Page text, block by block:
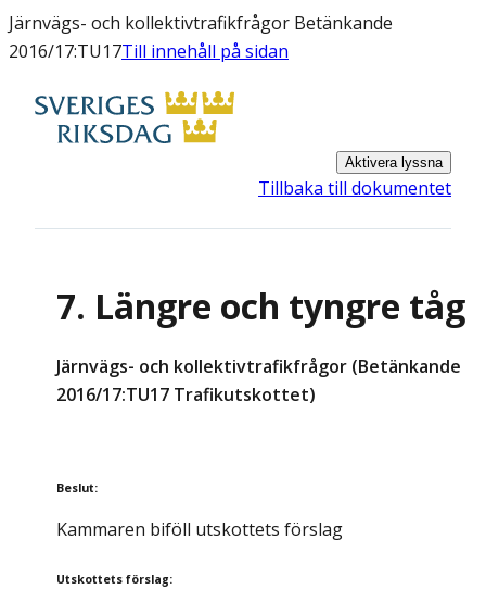
Järnvägs- och kollektivtrafikfrågor Betänkande
2016/17:TU17Till innehåll på sidan
Aktivera lyssna
Tillbaka till dokumentet
7. Längre och tyngre tåg
Järnvägs- och kollektivtrafikfrågor (Betänkande
2016/17:TU17 Trafikutskottet)
Beslut:
Kammaren biföll utskottets förslag
Utskottets förslag: